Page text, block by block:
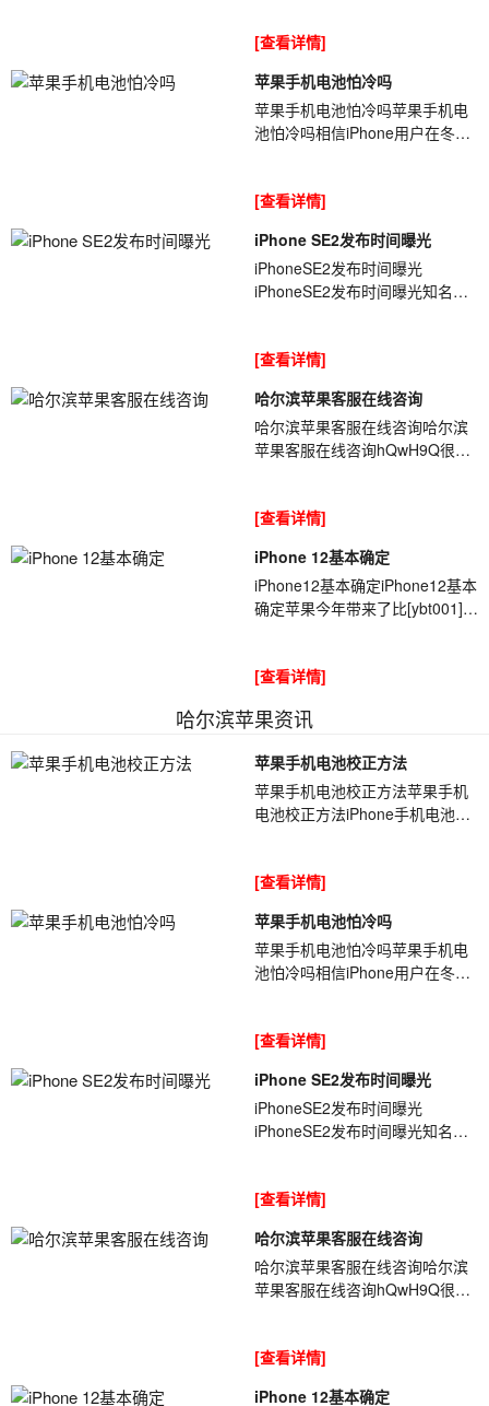
我们...
[查看详情]
苹果手机电池怕冷吗
苹果手机电池怕冷吗苹果手机电
池怕冷吗相信iPhone用户在冬天
电就关...
[查看详情]
iPhone SE2发布时间曝光
iPhoneSE2发布时间曝光
iPhoneSE2发布时间曝光知名分
iPhoneSE2,配备64GB...
[查看详情]
哈尔滨苹果客服在线咨询
哈尔滨苹果客服在线咨询哈尔滨
苹果客服在线咨询hQwH9Q很多
如果WIFI和蓝...
[查看详情]
iPhone 12基本确定
iPhone12基本确定iPhone12基本
确定苹果今年带来了比[ybt001]去
实很...
[查看详情]
哈尔滨苹果资讯
苹果手机电池校正方法
苹果手机电池校正方法苹果手机
电池校正方法iPhone手机电池经
我们...
[查看详情]
苹果手机电池怕冷吗
苹果手机电池怕冷吗苹果手机电
池怕冷吗相信iPhone用户在冬天
电就关...
[查看详情]
iPhone SE2发布时间曝光
iPhoneSE2发布时间曝光
iPhoneSE2发布时间曝光知名分
iPhoneSE2,配备64GB...
[查看详情]
哈尔滨苹果客服在线咨询
哈尔滨苹果客服在线咨询哈尔滨
苹果客服在线咨询hQwH9Q很多
如果WIFI和蓝...
[查看详情]
iPhone 12基本确定